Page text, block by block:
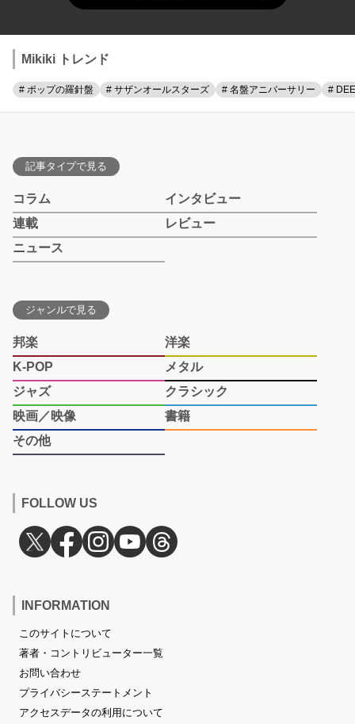
Mikiki トレンド
# ポップの羅針盤 # サザンオールスターズ # 名盤アニバーサリー #
記事タイプで見る
コラム
インタビュー
連載
レビュー
ニュース
ジャンルで見る
邦楽
洋楽
K-POP
メタル
ジャズ
クラシック
映画／映像
書籍
その他
FOLLOW US
INFORMATION
このサイトについて
著者・コントリビューター一覧
お問い合わせ
プライバシーステートメント
アクセスデータの利用について